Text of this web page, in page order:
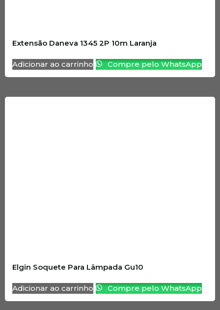
Extensão Daneva 1345 2P 10m Laranja
Adicionar ao carrinho Compre pelo WhatsApp
Elgin Soquete Para Lâmpada Gu10
Adicionar ao carrinho Compre pelo WhatsApp